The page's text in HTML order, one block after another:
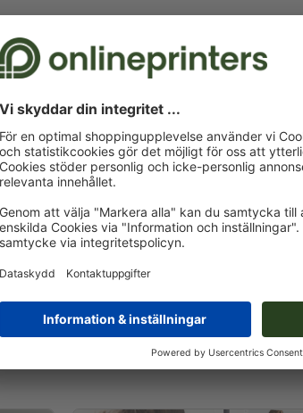
och spara 15 %
Vi kommer att hålla dig uppdaterad om
nu och säkra din välkomstrabatt.